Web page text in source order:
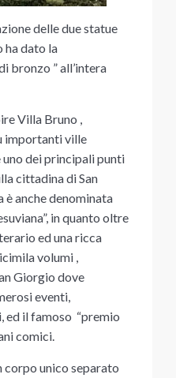
delle due statue
ha dato la
bronzo ” all’intera
Villa Bruno ,
importanti ville
dei principali punti
cittadina di San
è anche denominata
in quanto oltre
ed una ricca
volumi ,
Giorgio dove
eventi,
ed il famoso “premio
comici.
corpo unico separato